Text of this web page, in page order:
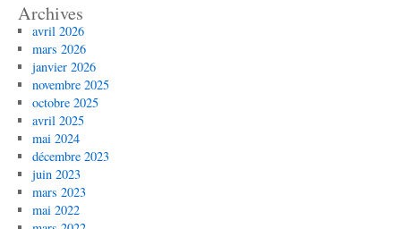
Archives
avril 2026
mars 2026
janvier 2026
novembre 2025
octobre 2025
avril 2025
mai 2024
décembre 2023
juin 2023
mars 2023
mai 2022